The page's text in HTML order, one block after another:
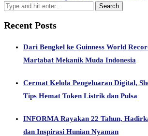
Recent Posts
Dari Bengkel ke Guinness World
Martabat Mekanik Muda Indonesia
Cermat Kelola Pengeluaran Digital,
Tips Hemat Token Listrik dan Pulsa
INFORMA Rayakan 22 Tahun,
dan Inspirasi Hunian Nyaman